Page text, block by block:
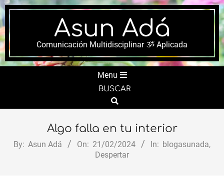
Skip
to
content
Asun Adá
Comunicación Multidisciplinar ૐ Aplicada
Menu
BUSCAR
Search
Algo falla en tu interior
By: Asun Adá On: 21/02/2024 In: blogasunada,
Despertar